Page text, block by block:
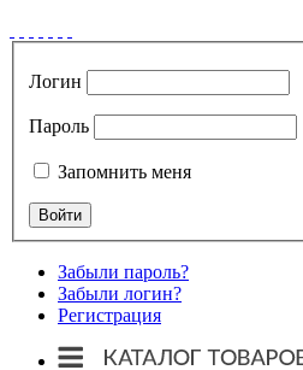
Логин
Пароль
Запомнить меня
Забыли пароль?
Забыли логин?
Регистрация